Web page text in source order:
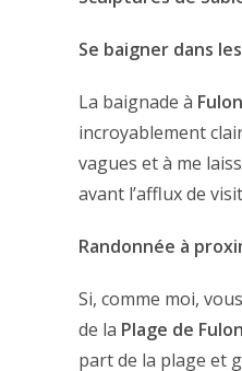
Se baigner dans
La baignade à
incroyablement
vagues et à me
avant l’afflux de
Randonnée à
Si, comme moi,
de la Plage de
part de la plage et